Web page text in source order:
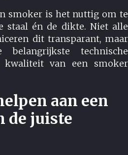
smoker is het nuttig om te
staal én de dikte. Niet alle
dit transparant, maar
technische
kwaliteit van een smoker
aan een
de juiste